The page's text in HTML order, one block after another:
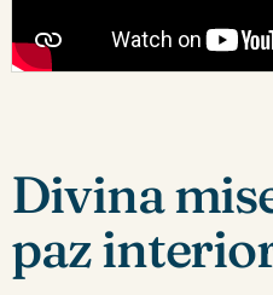
Divina
paz